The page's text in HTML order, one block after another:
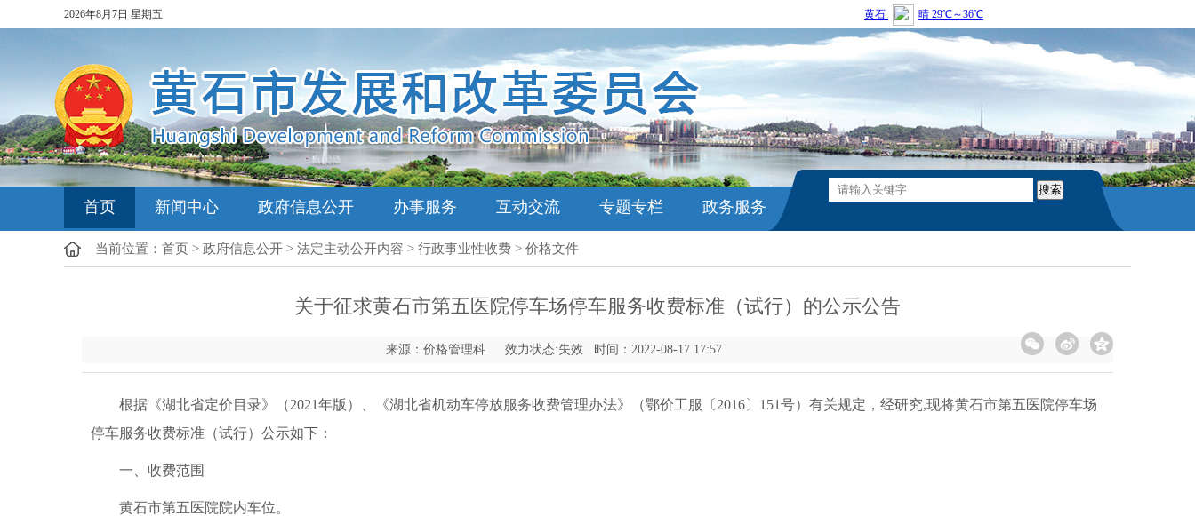
2026年8月7日 星期五
首页 新闻中心 政府信息公开 办事服务 互动交流 专题专栏 政务服务
当前位置： 首页 > 政府信息公开 > 法定主动公开内容 > 行政事业性收费 > 价格文件
关于征求黄石市第五医院停车场停车服务收费标准（试行）的公示公告
来源：价格管理科 效力状态:失效 时间：2022-08-17 17:57
根据《湖北省定价目录》（2021年版）、《湖北省机动车停放服务收费管理办法》（鄂价工服〔2016〕151号）有关规定，经研究,现将黄石市第五医院停车场
停车服务收费标准（试行）公示如下：
一、收费范围
黄石市第五医院院内车位。